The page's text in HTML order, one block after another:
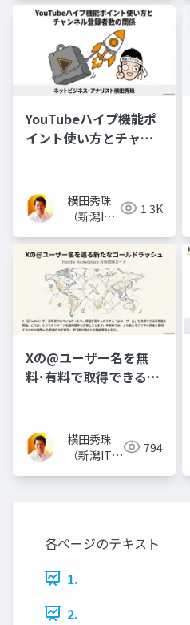
タント）
YouTubeハイプ機能ポ
イント使い方とチャン
横田秀珠
（新潟IT
タント）
1.3K
Xの@ユーザー名を無
料･有料で取得できる
横田秀珠
（新潟ITコ
794
各ページのテキスト
1.
2.